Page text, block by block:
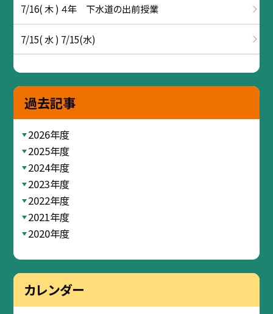
7/16( 木 ) ４年 下水道の出前授業
7/15( 水 ) 7/15(水)
過去記事
2026年度
2025年度
2024年度
2023年度
2022年度
2021年度
2020年度
カレンダー